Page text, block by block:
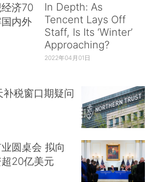
济70
内外
In Depth: As
Tencent Lays Off
Staff, Is Its ‘Winter’
Approaching?
2022年04月01日
税窗口期疑问
圆桌会 拟向
20亿美元